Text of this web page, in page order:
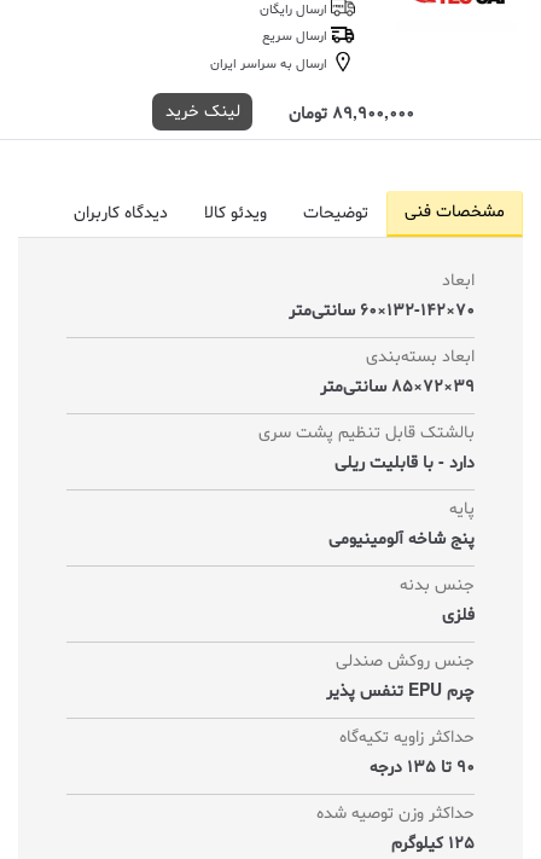
ارسال رایگان
ارسال سریع
ارسال به سراسر ایران
89,900,000 تومان لینک خرید
مشخصات فنی توضیحات ویدئو کالا دیدگاه کاربران
ابعاد
70×132-142×60 سانتی‌متر
ابعاد بسته‌بندی
39×72×85 سانتی‌متر
بالشتک قابل تنظیم پشت سری
دارد - با قابلیت ریلی
پایه
پنج شاخه آلومینیومی
جنس بدنه
فلزی
جنس روکش صندلی
چرم EPU تنفس پذیر
حداکثر زاویه تکیه‌گاه
90 تا 135 درجه
حداکثر وزن توصیه شده
125 کیلوگرم